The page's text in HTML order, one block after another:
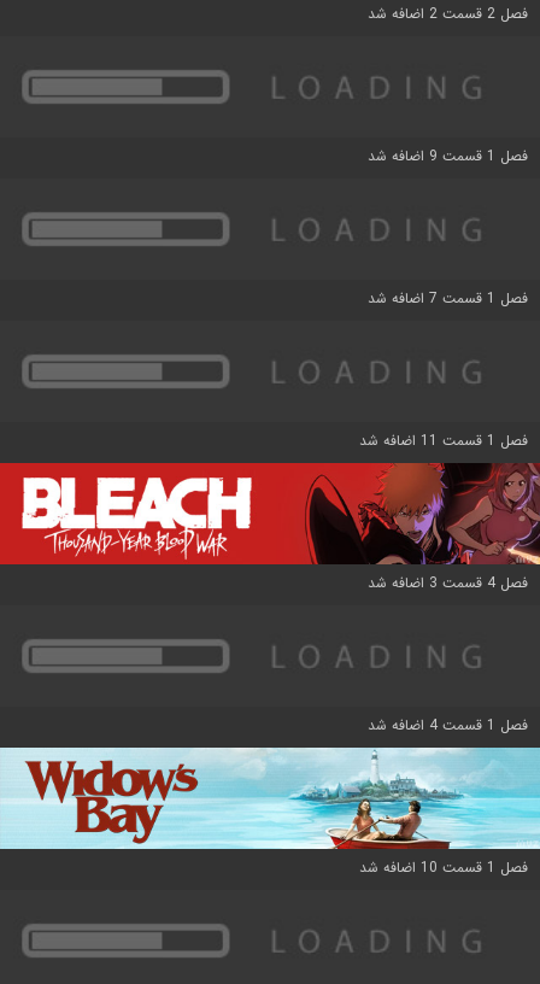
فصل 2 قسمت 2 اضافه شد
فصل 1 قسمت 9 اضافه شد
فصل 1 قسمت 7 اضافه شد
فصل 1 قسمت 11 اضافه شد
فصل 4 قسمت 3 اضافه شد
فصل 1 قسمت 4 اضافه شد
فصل 1 قسمت 10 اضافه شد